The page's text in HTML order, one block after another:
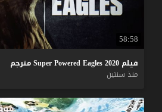
58:58
فيلم SuperPoweredEagles2020
مترجم
منذ سنتين